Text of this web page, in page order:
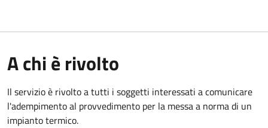
A chi è rivolto
Il servizio è rivolto a tutti i soggetti interessati a comunicare
l'adempimento al provvedimento per la messa a norma di un
impianto termico.